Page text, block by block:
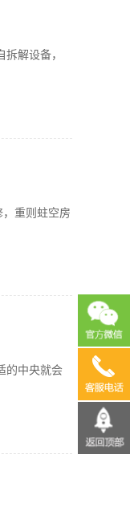
解设备，
重则蛀空房
的中央就会